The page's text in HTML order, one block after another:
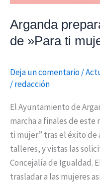
Arganda
de »Para ti
Deja un comentario/
/redacción
El Ayuntamiento de
marcha a finales de este
ti mujer” tras el éxito de
talleres, y vistas las
Concejalía de Igualdad.
trasladar a las mujeres